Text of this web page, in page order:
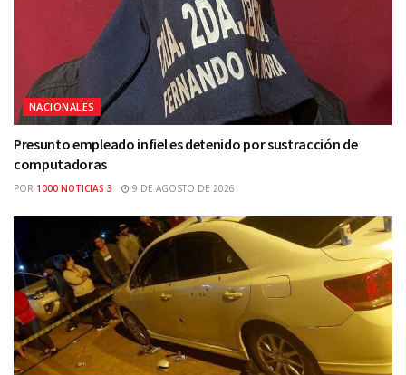
NACIONALES
Presunto empleado infiel es detenido por sustracción de
computadoras
POR 1000 NOTICIAS 3 9 DE AGOSTO DE 2026